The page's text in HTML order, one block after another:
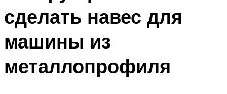
сделать навес для
машины из
металлопрофиля